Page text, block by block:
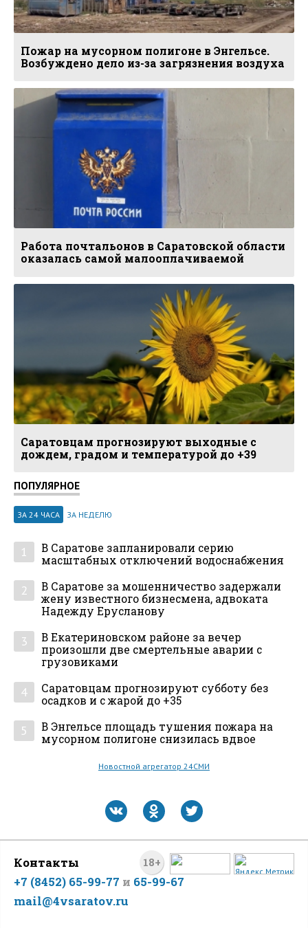
Пожар на мусорном полигоне в Энгельсе.
Возбуждено дело из-за загрязнения воздуха
Работа почтальонов в Саратовской области
оказалась самой малооплачиваемой
Саратовцам прогнозируют выходные с
дождем, градом и температурой до +39
ПОПУЛЯРНОЕ
ЗА 24 ЧАСА ЗА НЕДЕЛЮ
1
В Саратове запланировали серию
масштабных отключений водоснабжения
2
В Саратове за мошенничество задержали
жену известного бизнесмена, адвоката
Надежду Ерусланову
3
В Екатериновском районе за вечер
произошли две смертельные аварии с
грузовиками
4
Саратовцам прогнозируют субботу без
осадков и с жарой до +35
5
В Энгельсе площадь тушения пожара на
мусорном полигоне снизилась вдвое
Новостной агрегатор 24СМИ
18+
Контакты
+7 (8452) 65-99-77 и 65-99-67
mail@4vsaratov.ru